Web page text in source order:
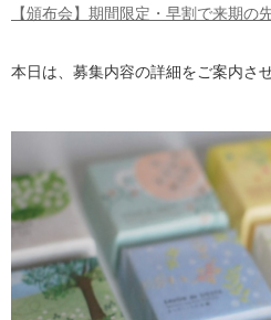
【頒布会】期間限定・早割で来期の
本日は、募集内容の詳細をご案内さ